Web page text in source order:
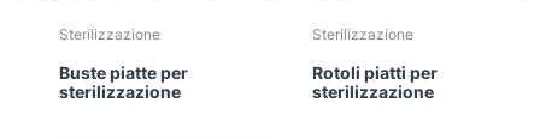
Sterilizzazione
Buste piatte per
sterilizzazione
Sterilizzazione
Rotoli piatti per
sterilizzazione